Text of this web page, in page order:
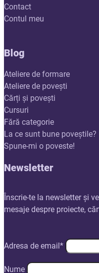
Contact
Contul meu
Blog
Ateliere de formare
Ateliere de povești
Cărți și povești
Cursuri
Fără categorie
La ce sunt bune poveștile?
Spune-mi o poveste!
Newsletter
Înscrie-te la newsletter și
mesaje despre proiecte,
Adresa de email*
Nume